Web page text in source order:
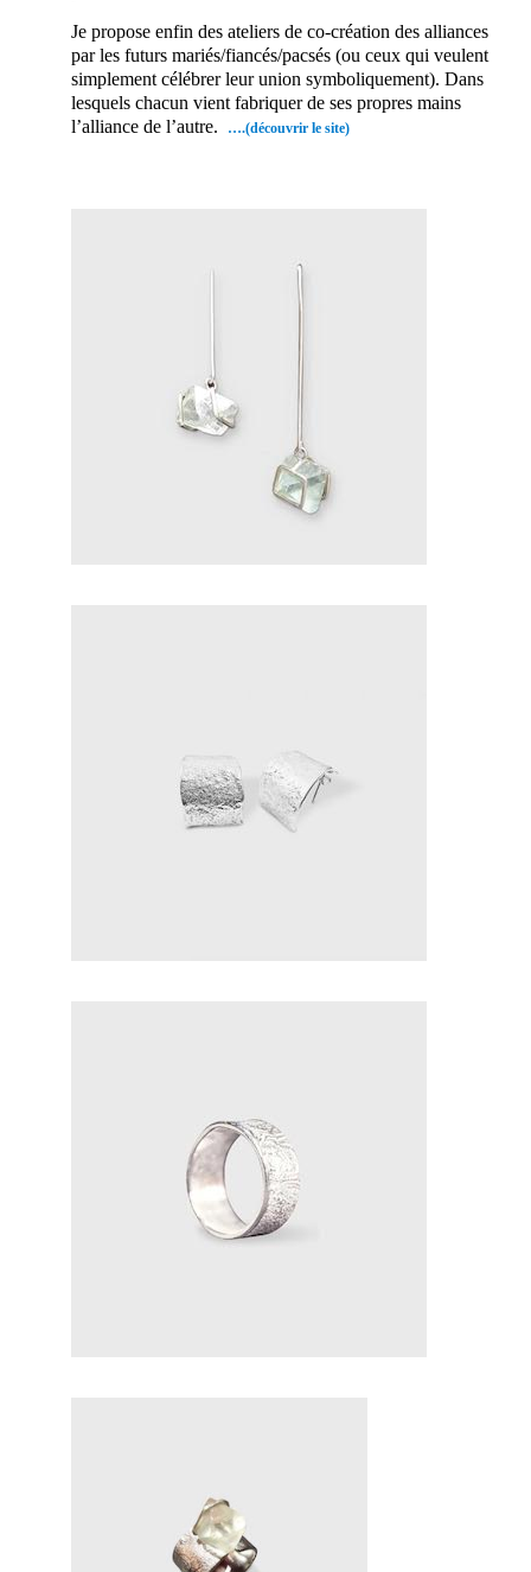
Je propose enfin des ateliers de co-création des alliances
par les futurs mariés/fiancés/pacsés (ou ceux qui veulent
simplement célébrer leur union symboliquement). Dans
lesquels chacun vient fabriquer de ses propres mains
l’alliance de l’autre.
….(découvrir le site)